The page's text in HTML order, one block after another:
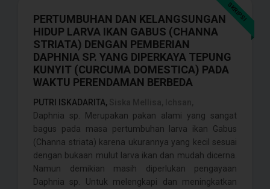
SKRIPSI
PERTUMBUHAN DAN KELANGSUNGAN
HIDUP LARVA IKAN GABUS (CHANNA
STRIATA) DENGAN PEMBERIAN
DAPHNIA SP. YANG DIPERKAYA TEPUNG
KUNYIT (CURCUMA DOMESTICA) PADA
WAKTU PERENDAMAN BERBEDA
PUTRI ISKADARITA,
Daphnia sp. Merupakan pakan alami yang sangat
bagus pada masa pertumbuhan larva ikan Gabus
(Channa striata) karena ukurannya yang kecil sesuai
dengan bukaan mulut larva ikan dan mudah dicerna.
Namun demikian masih diperlukan pengayaan
Daphnia sp. Untuk melengkapi dan meningkatkan